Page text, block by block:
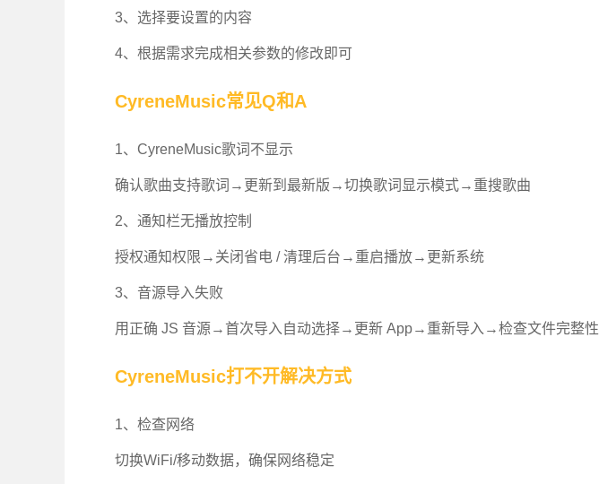
3、选择要设置的内容
4、根据需求完成相关参数的修改即可
CyreneMusic常见Q和A
1、CyreneMusic歌词不显示
确认歌曲支持歌词→更新到最新版→切换歌词显示模式→重搜歌曲
2、通知栏无播放控制
授权通知权限→关闭省电 / 清理后台→重启播放→更新系统
3、音源导入失败
用正确 JS 音源→首次导入自动选择→更新 App→重新导入→检查文件完整性
CyreneMusic打不开解决方式
1、检查网络
切换WiFi/移动数据，确保网络稳定